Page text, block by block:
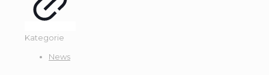
Kategorie
News